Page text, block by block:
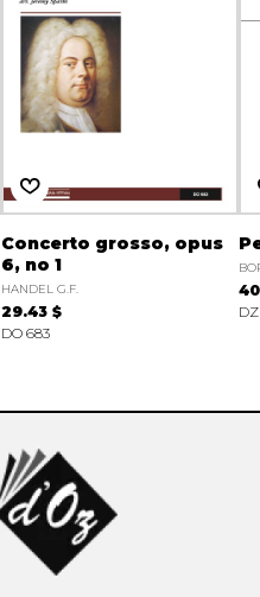
Concerto grosso, opus
6, no 1
HANDEL G.F.
29.43 $
DO 683